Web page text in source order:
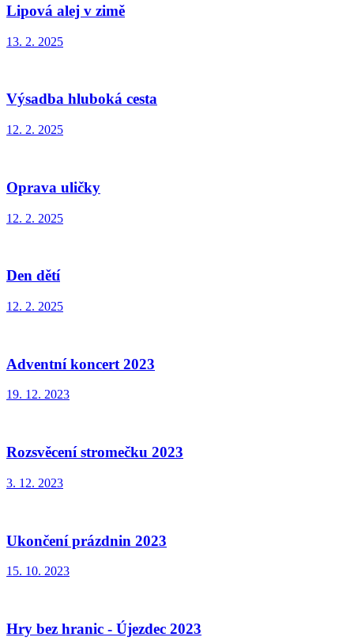
Lipová alej v zimě
13. 2. 2025
Výsadba hluboká cesta
12. 2. 2025
Oprava uličky
12. 2. 2025
Den dětí
12. 2. 2025
Adventní koncert 2023
19. 12. 2023
Rozsvěcení stromečku 2023
3. 12. 2023
Ukončení prázdnin 2023
15. 10. 2023
Hry bez hranic - Újezdec 2023